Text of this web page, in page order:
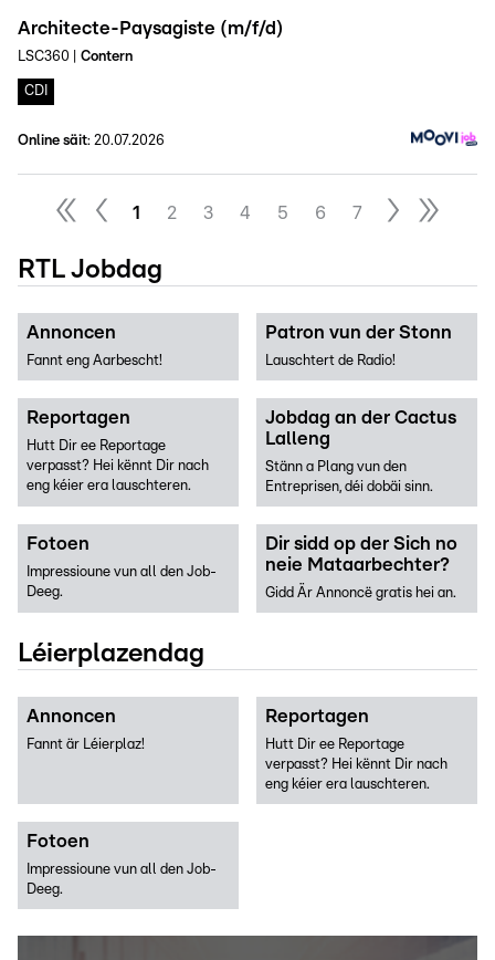
Architecte-Paysagiste (m/f/d)
LSC360 Contern
CDI
Online säit: 20.07.2026
1 2 3 4 5 6 7
RTL Jobdag
Annoncen
Fannt eng Aarbescht!
Patron vun der Stonn
Lauschtert de Radio!
Reportagen
Hutt Dir ee Reportage
verpasst? Hei kënnt Dir nach
eng kéier era lauschteren.
Jobdag an der Cactus
Lalleng
Stänn a Plang vun den
Entreprisen, déi dobäi sinn.
Fotoen
Impressioune vun all den Job-
Deeg.
Dir sidd op der Sich no
neie Mataarbechter?
Gidd Är Annoncë gratis hei an.
Léierplazendag
Annoncen
Fannt är Léierplaz!
Reportagen
Hutt Dir ee Reportage
verpasst? Hei kënnt Dir nach
eng kéier era lauschteren.
Fotoen
Impressioune vun all den Job-
Deeg.